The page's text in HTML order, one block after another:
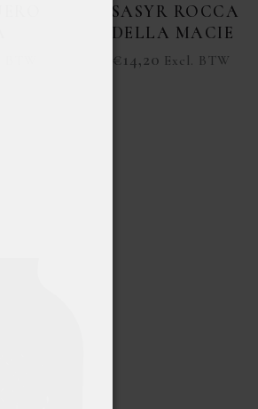
SASYR ROCCA
DELLA MACIE
€ 14,20 Excl. BTW